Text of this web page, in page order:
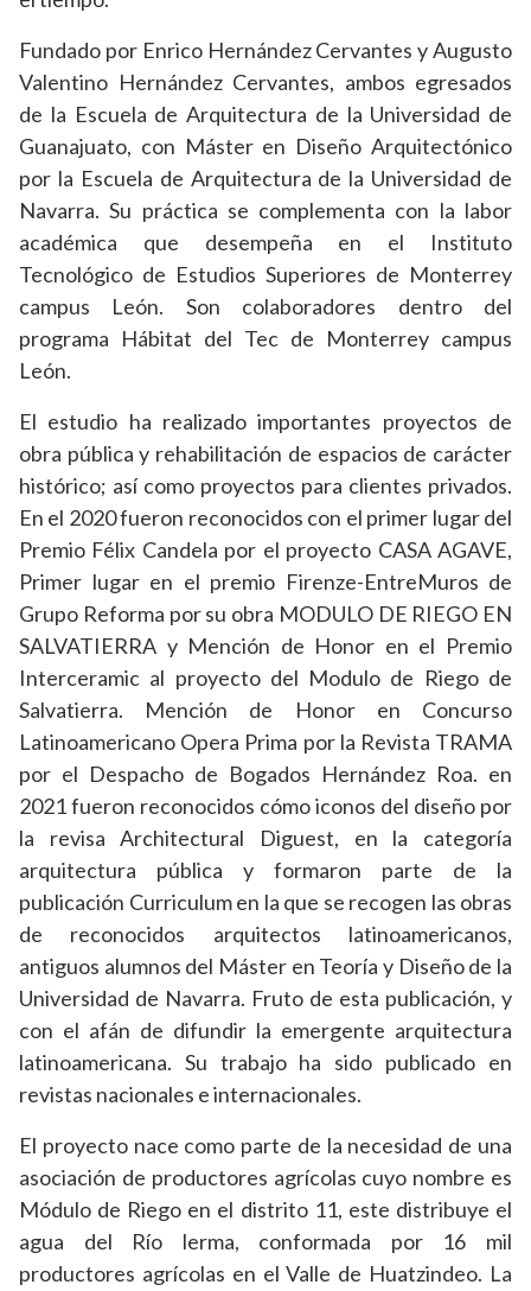
Fundado por Enrico Hernández Cervantes y Augusto
Valentino Hernández Cervantes, ambos egresados
de la Escuela de Arquitectura de la Universidad de
Guanajuato, con Máster en Diseño Arquitectónico
por la Escuela de Arquitectura de la Universidad de
Navarra. Su práctica se complementa con la labor
académica que desempeña en el Instituto
Tecnológico de Estudios Superiores de Monterrey
campus León. Son colaboradores dentro del
programa Hábitat del Tec de Monterrey campus
León.
El estudio ha realizado importantes proyectos de
obra pública y rehabilitación de espacios de carácter
histórico; así como proyectos para clientes privados.
En el 2020 fueron reconocidos con el primer lugar del
Premio Félix Candela por el proyecto CASA AGAVE,
Primer lugar en el premio Firenze-EntreMuros de
Grupo Reforma por su obra MODULO DE RIEGO EN
SALVATIERRA y Mención de Honor en el Premio
Interceramic al proyecto del Modulo de Riego de
Salvatierra. Mención de Honor en Concurso
Latinoamericano Opera Prima por la Revista TRAMA
por el Despacho de Bogados Hernández Roa. en
2021 fueron reconocidos cómo iconos del diseño por
la revisa Architectural Diguest, en la categoría
arquitectura pública y formaron parte de la
publicación Curriculum en la que se recogen las obras
de reconocidos arquitectos latinoamericanos,
antiguos alumnos del Máster en Teoría y Diseño de la
Universidad de Navarra. Fruto de esta publicación, y
con el afán de difundir la emergente arquitectura
latinoamericana. Su trabajo ha sido publicado en
revistas nacionales e internacionales.
El proyecto nace como parte de la necesidad de una
asociación de productores agrícolas cuyo nombre es
Módulo de Riego en el distrito 11, este distribuye el
agua del Río lerma, conformada por 16 mil
productores agrícolas en el Valle de Huatzindeo. La